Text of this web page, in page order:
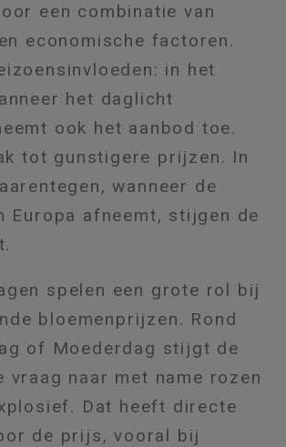
een combinatie van
economische factoren.
in het
het daglicht
ook het aanbod toe.
tot gunstigere prijzen. In
wanneer de
Europa afneemt, stijgen de
spelen een grote rol bij
bloemenprijzen. Rond
of Moederdag stijgt de
vraag naar met name rozen
Dat heeft directe
de prijs, vooral bij